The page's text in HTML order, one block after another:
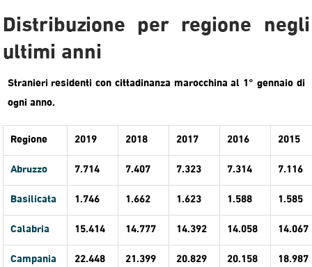
Distribuzione per regione negli
ultimi anni
Stranieri residenti con cittadinanza marocchina al 1° gennaio di
ogni anno.
Regione 2019 2018 2017 2016
2015
Abruzzo
7.714 7.407 7.323 7.314
7.116
Basilicata
1.746 1.662 1.623 1.588
1.585
Calabria
15.414 14.777 14.392 14.058
14.067
Campania
22.448 21.399 20.829 20.158
18.987